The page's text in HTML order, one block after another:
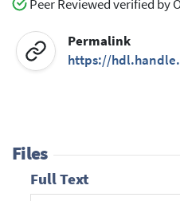
Peer Reviewed verified by
Permalink
https://
Files
Full Text